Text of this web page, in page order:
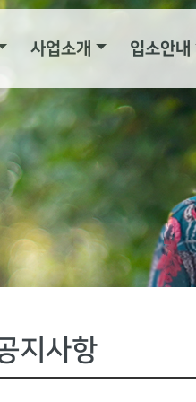
사업소개 입소안내
지사항